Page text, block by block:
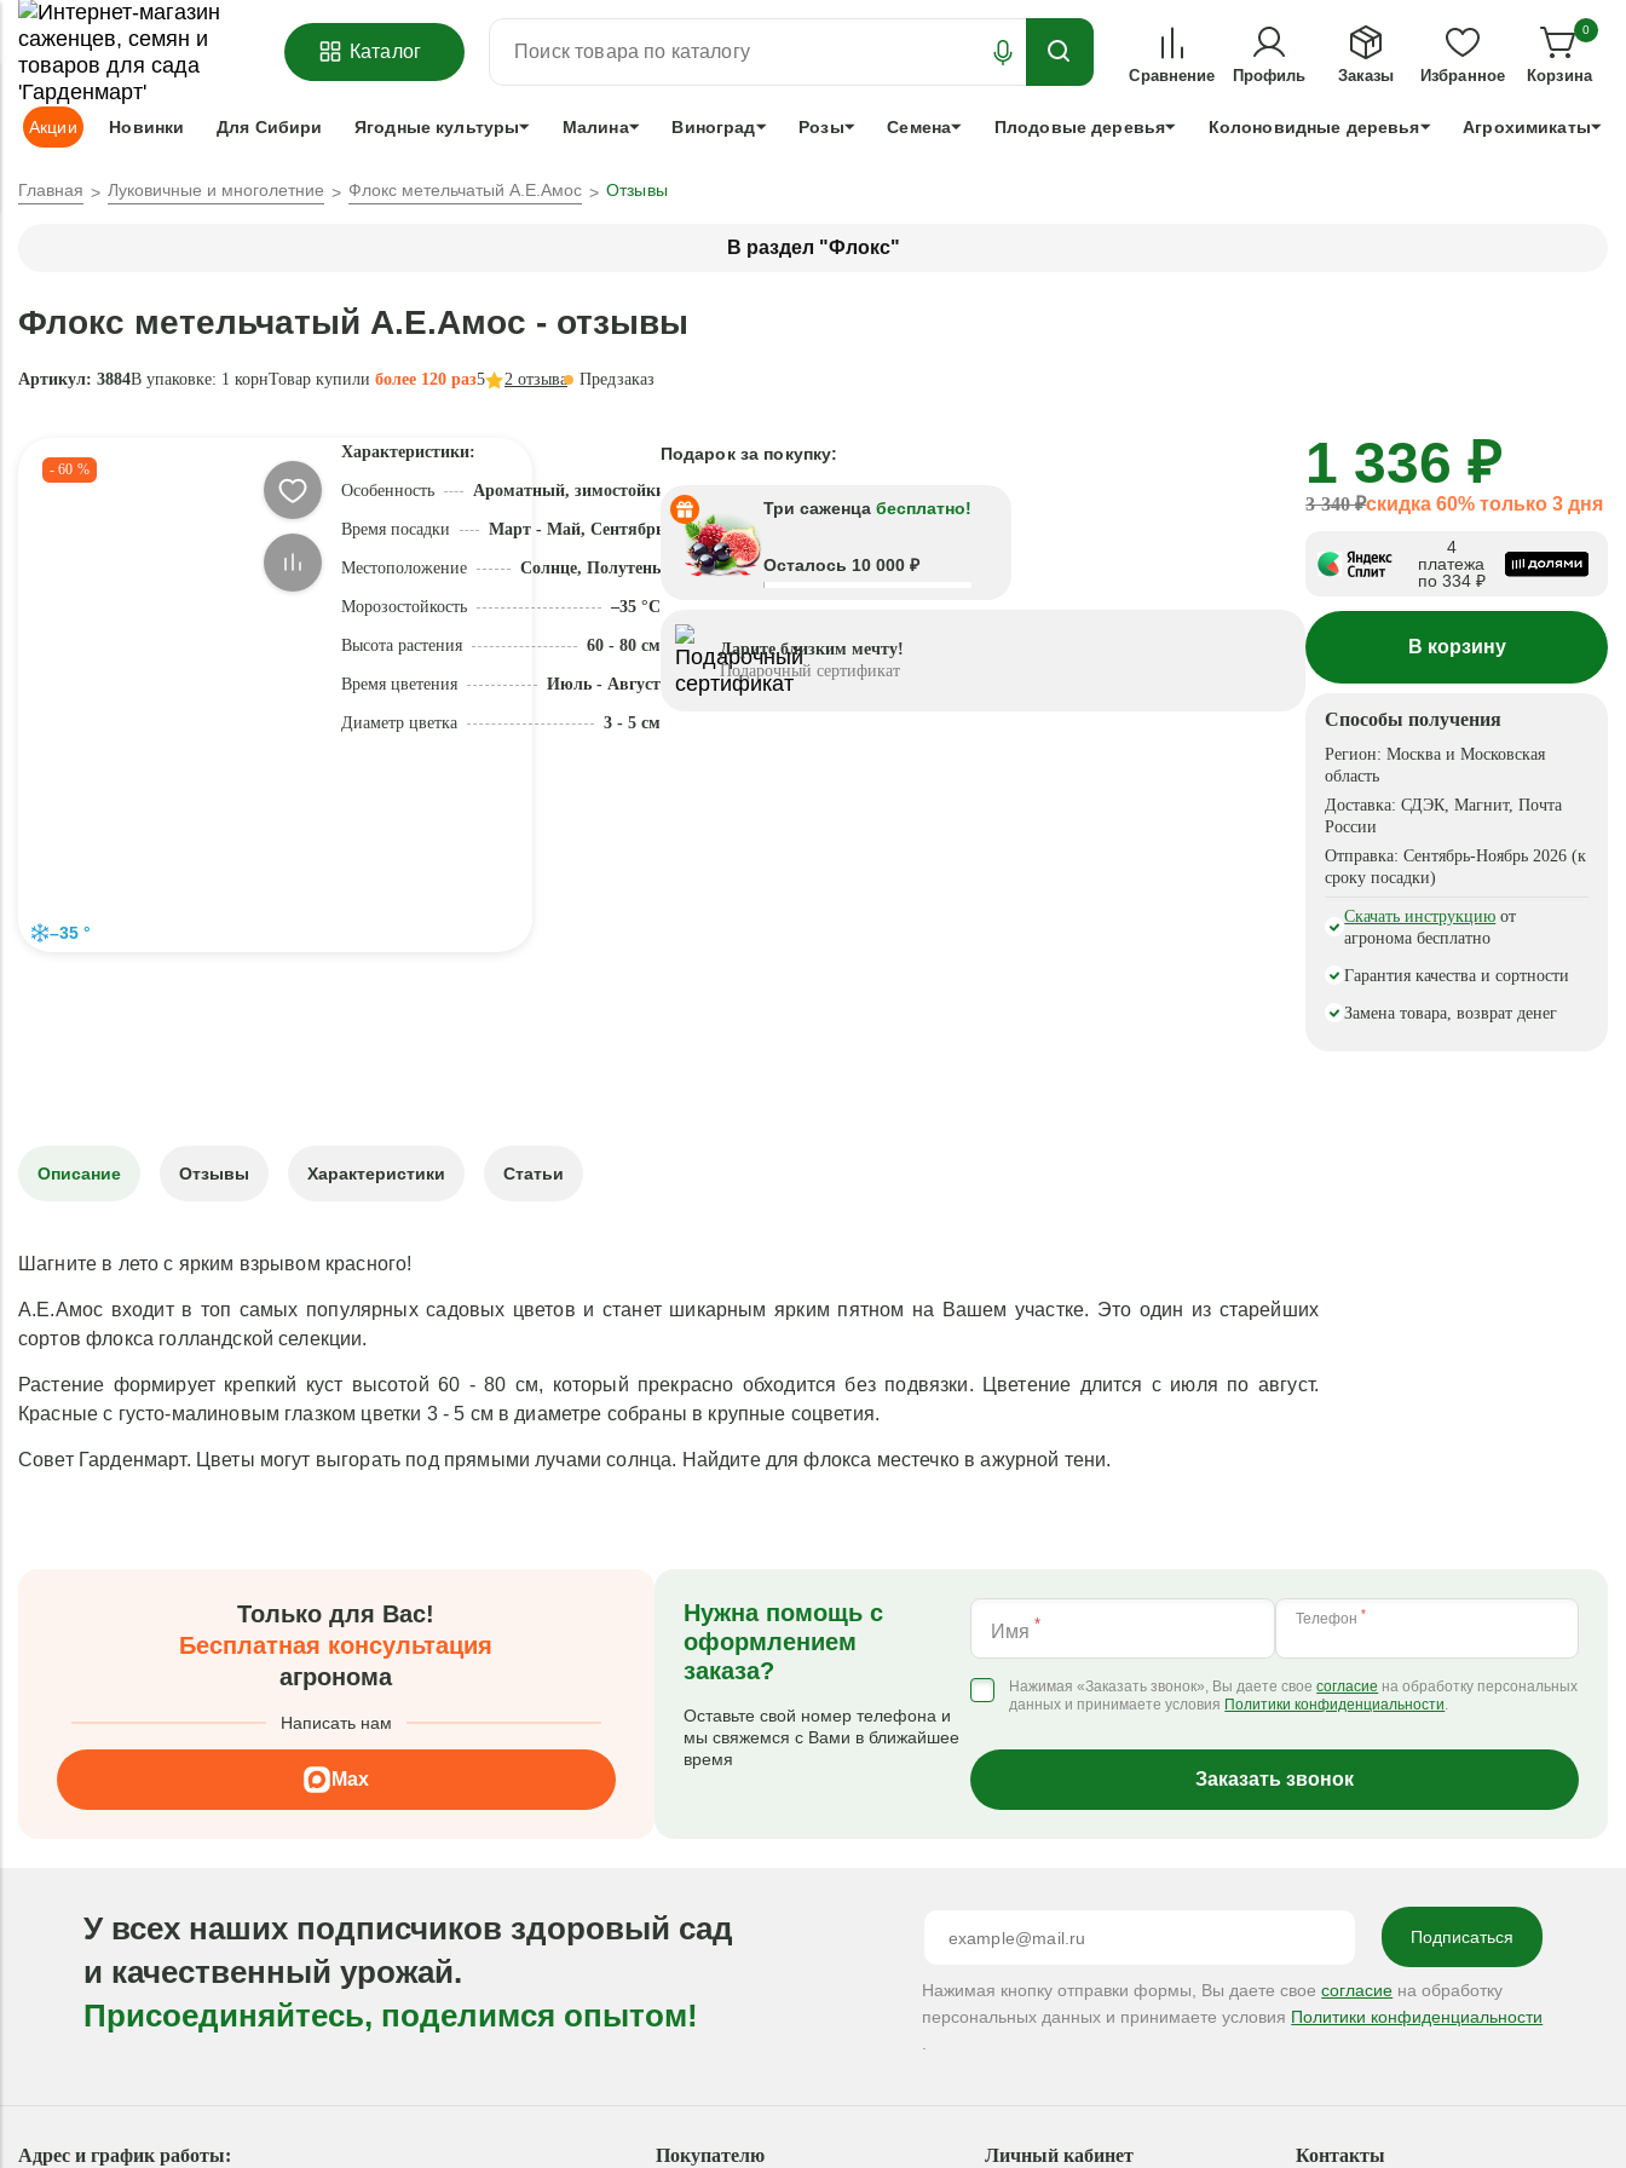
ОФОРМИТЬПРЕДЗАКАЗ =ЗАБРОНИРОВАТЬЛУЧШЕЕ ДЛЯ ТЕХ, КТО УСПЕЕТ!
Адрес доставки:Москва Доставка и оплата Гарантии +7 991 898 83 30
Каталог
Сравнение Профиль Заказы Избранное
0
Корзина
Акции Новинки Для Сибири Ягодные культуры Малина Виноград Розы Семена Плодовые деревья Колоновидные деревья Агрохимикаты
Главная Луковичные и многолетние Флокс метельчатый А.Е.Амос Отзывы
В раздел "Флокс"
Флокс метельчатый А.Е.Амос - отзывы
Артикул: 3884В упаковке: 1 корнТовар купили более 120 раз5 2 отзыва Предзаказ
- 60 %
–35 °
Характеристики:
Особенность Ароматный, зимостойкий, ярко-красный цветок!
Время посадки Март - Май, Сентябрь - Октябрь
Местоположение Солнце, Полутень
Морозостойкость –35 °C
Высота растения 60 - 80 см
Время цветения Июль - Август
Диаметр цветка 3 - 5 см
Подарок за покупку:
Три саженца бесплатно!
Осталось 10 000 ₽
Дарите близким мечту!
Подарочный сертификат
1 336 ₽
3 340 ₽скидка 60% только 3 дня
4
платежа
по 334 ₽
В корзину
Способы получения
Регион:Москва и Московская
область
Доставка:СДЭК, Магнит, Почта
России
Отправка:Сентябрь-Ноябрь 2026 (к
сроку посадки)
Скачать инструкцию от
агронома бесплатно
Гарантия качества и сортности
Замена товара, возврат денег
Описание Отзывы Характеристики Статьи
Шагните в лето с ярким взрывом красного!
А.Е.Амос входит в топ самых популярных садовых цветов и станет шикарным ярким пятном на Вашем участке. Это один из старейших
сортов флокса голландской селекции.
Растение формирует крепкий куст высотой 60 - 80 см, который прекрасно обходится без подвязки. Цветение длится с июля по август.
Красные с густо-малиновым глазком цветки 3 - 5 см в диаметре собраны в крупные соцветия.
Совет Гарденмарт. Цветы могут выгорать под прямыми лучами солнца. Найдите для флокса местечко в ажурной тени.
Только для Вас!
Бесплатная консультация
агронома
Написать нам
Max
Нужна помощь с
оформлением
заказа?
Оставьте свой номер телефона и
мы свяжемся с Вами в ближайшее
время
Имя * Телефон *
Нажимая «Заказать звонок», Вы даете своесогласие на обработку персональных
данных и принимаете условия Политики конфиденциальности.
Заказать звонок
У всех наших подписчиков здоровый сад
и качественный урожай.
Присоединяйтесь, поделимся опытом!
Нажимая кнопку отправки формы, Вы даете своесогласие на обработку
персональных данных и принимаете условия Политики конфиденциальности
Адрес и график работы: Покупателю Личный кабинет Контакты